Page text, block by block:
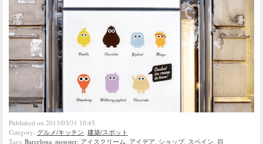
Published on 2013/03/31 10:45.
Category: グルメ/キッチン, 建築/スポット
Tags: Barcelona, monster, アイスクリーム, アイデア, ショップ, スペイン, 目